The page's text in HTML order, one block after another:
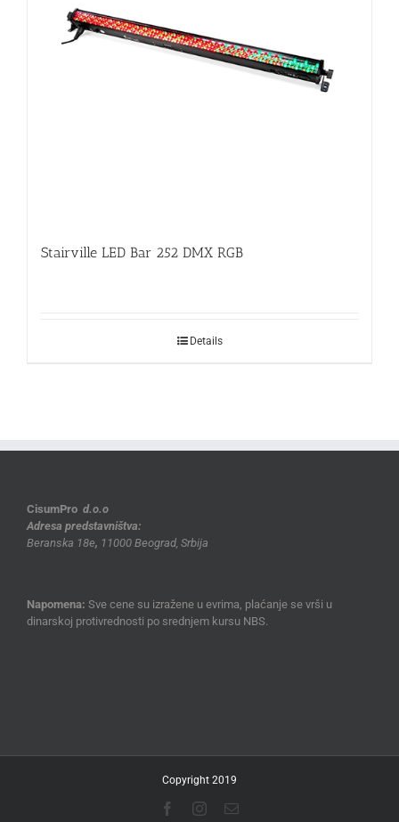
Stairville LED Bar 252 DMX RGB
Details
CisumPro d.o.o
Adresa predstavništva:
Beranska 18e, 11000 Beograd, Srbija
Napomena: Sve cene su izražene u evrima, plaćanje se vrši u
dinarskoj protivrednosti po srednjem kursu NBS.
Copyright 2019
FacebookInstagram
Email